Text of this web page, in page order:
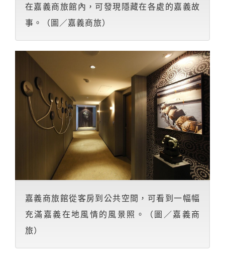
在嘉義商旅館內，可發現隱藏在各處的嘉義故
事。（圖／嘉義商旅）
嘉義商旅館從客房到公共空間，可看到一幅幅
充滿嘉義在地風情的風景照。（圖／嘉義商
旅）